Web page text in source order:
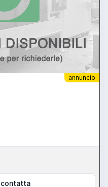
annuncio
contatta